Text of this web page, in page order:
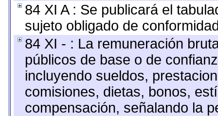
84 XI A : Se publicará el
sujeto obligado de
84 XI - : La remuneración
públicos de base o de
incluyendo sueldos,
comisiones, dietas, bonos,
compensación, señalando la